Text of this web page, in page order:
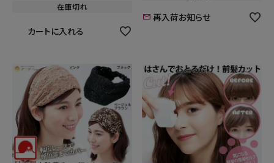
在庫切れ
カートに入れる
再入荷お知らせ